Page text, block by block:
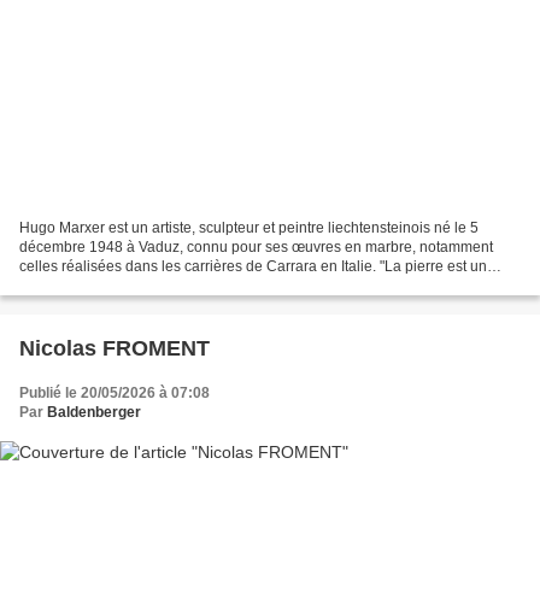
Hugo Marxer est un artiste, sculpteur et peintre liechtensteinois né le 5
décembre 1948 à Vaduz, connu pour ses œuvres en marbre, notamment
celles réalisées dans les carrières de Carrara en Italie. "La pierre est un
Nicolas FROMENT
Publié le 20/05/2026 à 07:08
Par Baldenberger